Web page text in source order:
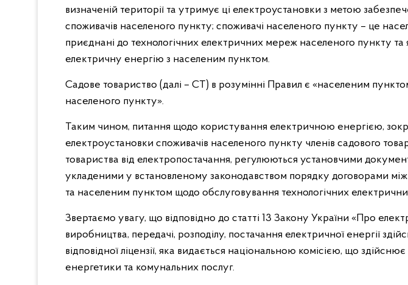
визначеній території та утримує ці електроустановки з метою
споживачів населеного пункту; споживачі населеного пункту – це
приєднані до технологічних електричних мереж населеного пункту та
електричну енергію з населеним пунктом.
Садове товариство (далі – СТ) в розумінні Правил є «населеним
населеного пункту».
Таким чином, питання щодо користування електричною енергією,
електроустановки споживачів населеного пункту членів садового
товариства від електропостачання, регулюються установчими
укладеними у встановленому законодавством порядку договорами
та населеним пунктом щодо обслуговування технологічних
Звертаємо увагу, що відповідно до статті 13 Закону України «Про
виробництва, передачі, розподілу, постачання електричної енергії
відповідної ліцензії, яка видається національною комісією, що
енергетики та комунальних послуг.